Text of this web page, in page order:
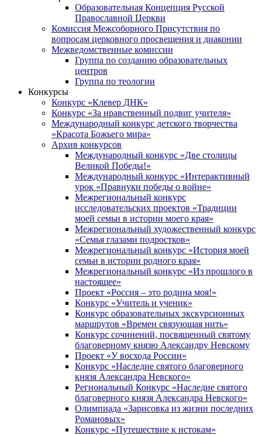
Образовательная Концепция Русской
Православной Церкви
Комиссия Межсоборного Присутствия по
вопросам церковного просвещения и диаконии
Межведомственные комиссии
Группа по созданию образовательных
центров
Группа по теологии
Конкурсы
Конкурс «Клевер ДНК»
Конкурс «За нравственный подвиг учителя»
Международный конкурс детского творчества
«Красота Божьего мира»
Архив конкурсов
Международный конкурс «Две столицы
Великой Победы!»
Международный конкурс «Интерактивный
урок «Правнуки победы о войне»
Межрегиональный конкурс
исследовательских проектов «Традиции
моей семьи в истории моего края»
Межрегиональный художественный конкурс
«Семья глазами подростков»
Межрегиональный конкурс «История моей
семьи в истории родного края»
Межрегиональный конкурс «Из прошлого в
настоящее»
Проект «Россия – это родина моя!»
Конкурс «Учитель и ученик»
Конкурс образовательных экскурсионных
маршрутов «Времен связующая нить»
Конкурс сочинений, посвященный святому
благоверному князю Александру Невскому
Проект «У восхода России»
Конкурс «Наследие святого благоверного
князя Александра Невского»
Региональный Конкурс «Наследие святого
благоверного князя Александра Невского»
Олимпиада «Зарисовка из жизни последних
Романовых»
Конкурс «Путешествие к истокам»